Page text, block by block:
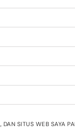
SITUS WEB SAYA